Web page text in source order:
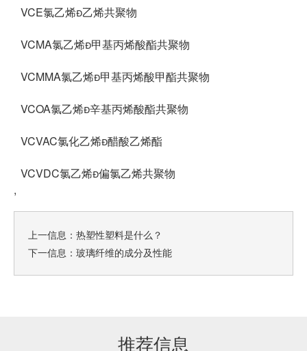
VCE氯乙烯乙烯共聚物
VCMA氯乙烯甲基丙烯酸酯共聚物
VCMMA氯乙烯甲基丙烯酸甲酯共聚物
VCOA氯乙烯辛基丙烯酸酯共聚物
VCVAC氯化乙烯醋酸乙烯酯
VCVDC氯乙烯偏氯乙烯共聚物
,
上一信息： 热塑性塑料是什么？
下一信息： 玻璃纤维的成分及性能
推荐信息